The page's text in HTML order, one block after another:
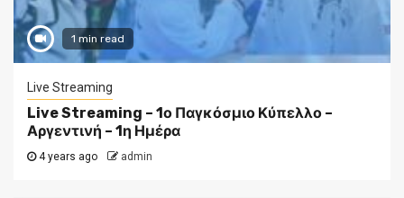
1 min read
Live Streaming
Live Streaming – 1ο Παγκόσμιο Κύπελλο –
Αργεντινή – 1η Ημέρα
4 years ago admin